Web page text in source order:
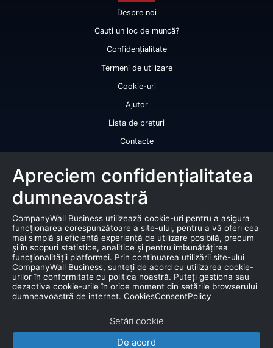
Despre noi
Cauți un loc de muncă?
Confidențialitate
Termeni de utilizare
Cookie-uri
Ajutor
Lista de prețuri
Contacte
Serviciile noastre
Rating de credit
Raport de bonitate
Certificat de bonitate financiară
Produse
Falimente
Bază de date de marketing
Apreciem confidențialitatea
dumneavoastră
CompanyWall Business utilizează cookie-uri pentru a asigura
funcționarea corespunzătoare a site-ului, pentru a vă oferi cea
mai simplă și eficientă experiență de utilizare posibilă, precum
și în scopuri statistice, analitice și pentru îmbunătățirea
funcționalității platformei. Prin continuarea utilizării site-ului
CompanyWall Business, sunteți de acord cu utilizarea cookie-
urilor în conformitate cu politica noastră. Puteți gestiona sau
dezactiva cookie-urile în orice moment din setările browserului
dumneavoastră de internet. CookiesConsentPolicy
Setări cookie
De acord